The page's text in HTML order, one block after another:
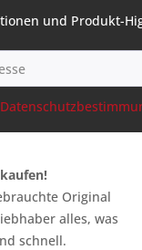
und Produkt-
Original
alles, was
schnell.